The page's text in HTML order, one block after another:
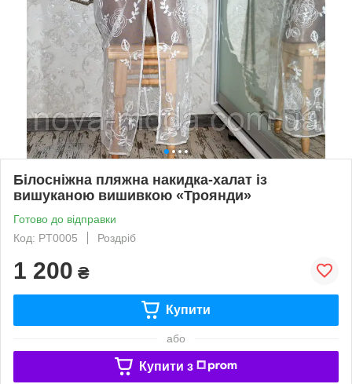
Білосніжна пляжна накидка-халат із
вишуканою вишивкою «Троянди»
Готово до відправки
Код: PT0005
Роздріб
1 200 ₴
Купити
або
Купити з